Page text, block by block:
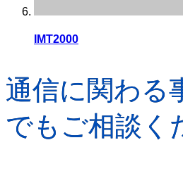
IMT2000
通信に関わる
でもご相談く